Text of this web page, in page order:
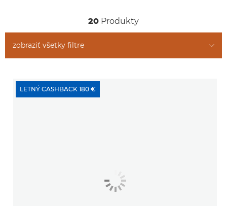
20 Produkty
zobraziť všetky filtre
LETNÝ CASHBACK 180 €